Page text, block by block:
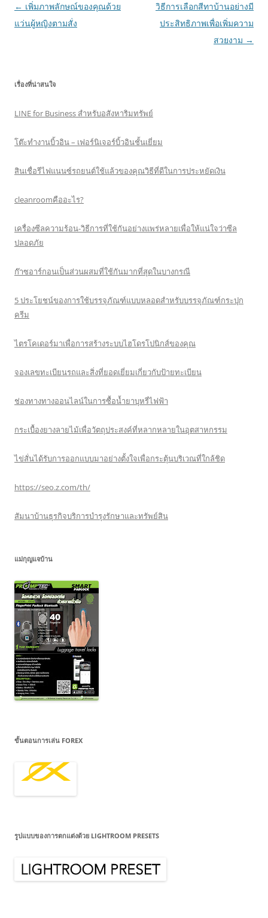
Post
navigation
← เพิ่มภาพลักษณ์ของคุณด้วย
แว่นผู้หญิงตามสั่ง
วิธีการเลือกสีทาบ้านอย่างมี
ประสิทธิภาพเพื่อเพิ่มความ
สวยงาม →
เรื่องที่น่าสนใจ
LINE for Business สำหรับอสังหาริมทรัพย์
โต๊ะทำงานบิ้วอิน – เฟอร์นิเจอร์บิ้วอินชั้นเยี่ยม
สินเชื่อรีไฟแนนซ์รถยนต์ใช้แล้วของคุณวิธีที่ดีในการประหยัดเงิน
cleanroomคืออะไร?
เครื่องซีลความร้อน-วิธีการที่ใช้กันอย่างแพร่หลายเพื่อให้แน่ใจว่าซีล
ปลอดภัย
ก๊าซอาร์กอนเป็นส่วนผสมที่ใช้กันมากที่สุดในบางกรณี
5 ประโยชน์ของการใช้บรรจุภัณฑ์แบบหลอดสำหรับบรรจุภัณฑ์กระปุก
ครีม
ไตรโคเดอร์มาเพื่อการสร้างระบบไฮโดรโปนิกส์ของคุณ
จองเลขทะเบียนรถและสิ่งที่ยอดเยี่ยมเกี่ยวกับป้ายทะเบียน
ช่องทางทางออนไลน์ในการซื้อน้ำยาบุหรี่ไฟฟ้า
กระเบื้องยางลายไม้เพื่อวัตถุประสงค์ที่หลากหลายในอุตสาหกรรม
ไข่สั่นได้รับการออกแบบมาอย่างตั้งใจเพื่อกระตุ้นบริเวณที่ใกล้ชิด
https://seo.z.com/th/
สัมนาบ้านธุรกิจบริการบำรุงรักษาและทรัพย์สิน
แม่กุญแจบ้าน
ขั้นตอนการเล่น FOREX
รูปแบบของการตกแต่งด้วย LIGHTROOM PRESETS